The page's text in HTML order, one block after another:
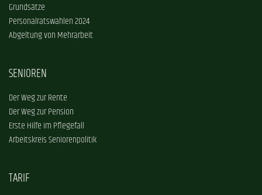
Grundsätze
Personalratswahlen 2024
Abgeltung von Mehrarbeit
SENIOREN
Der Weg zur Rente
Der Weg zur Pension
Erste Hilfe im Pflegefall
Arbeitskreis Seniorenpolitik
TARIF